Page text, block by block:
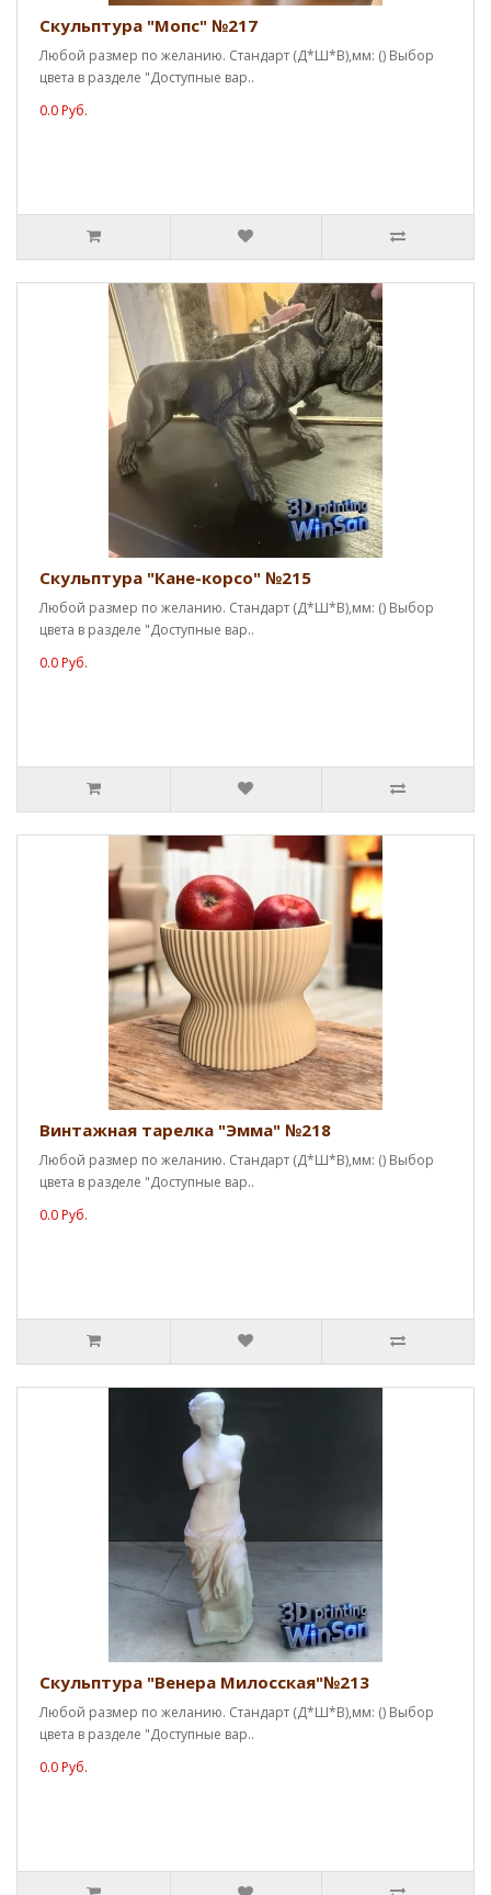
Скульптура "Мопс" №217
Любой размер по желанию. Стандарт (Д*Ш*В),мм: () Выбор
цвета в разделе "Доступные вар..
0.0 Руб.
Скульптура "Кане-корсо" №215
Любой размер по желанию. Стандарт (Д*Ш*В),мм: () Выбор
цвета в разделе "Доступные вар..
0.0 Руб.
Винтажная тарелка "Эмма" №218
Любой размер по желанию. Стандарт (Д*Ш*В),мм: () Выбор
цвета в разделе "Доступные вар..
0.0 Руб.
Скульптура "Венера Милосская"№213
Любой размер по желанию. Стандарт (Д*Ш*В),мм: () Выбор
цвета в разделе "Доступные вар..
0.0 Руб.